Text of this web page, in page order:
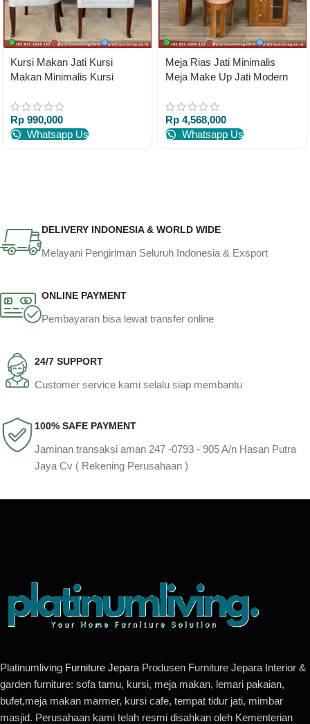
Kursi Makan Jati Kursi
Makan Minimalis Kursi
Rp 990,000
Whatsapp Us
Meja Rias Jati Minimalis
Meja Make Up Jati Modern
Rp 4,568,000
Whatsapp Us
DELIVERY INDONESIA & WORLD WIDE
Melayani Pengiriman Seluruh Indonesia & Exsport
ONLINE PAYMENT
Pembayaran bisa lewat transfer online
24/7 SUPPORT
Customer service kami selalu siap membantu
100% SAFE PAYMENT
Jaminan transaksi aman 247 -0793 - 905 A/n Hasan Putra
Jaya Cv ( Rekening Perusahaan )
Platinumliving Furniture Jepara Produsen Furniture Jepara Interior &
garden furniture: sofa tamu, kursi, meja makan, lemari pakaian,
bufet,meja makan marmer, kursi cafe, tempat tidur jati, mimbar
masjid. Perusahaan kami telah resmi disahkan oleh Kementerian